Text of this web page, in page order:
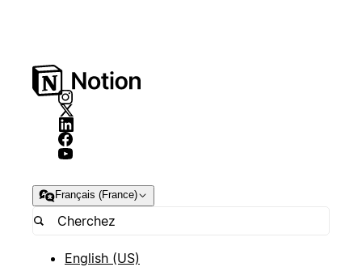
Français (France)
English (US)